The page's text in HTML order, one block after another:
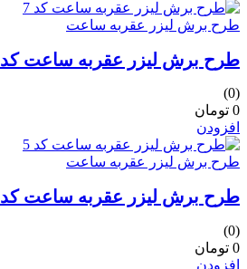
طرح برش لیزر عقربه ساعت
طرح برش لیزر عقربه ساعت کد 7
(0)
0 تومان
افزودن
طرح برش لیزر عقربه ساعت
طرح برش لیزر عقربه ساعت کد 5
(0)
0 تومان
افزودن